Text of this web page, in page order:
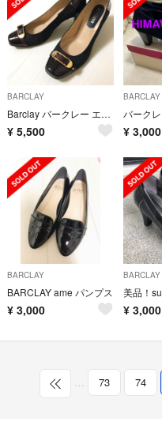
BARCLAY
Barclay バークレー エナメル バーガンディ ワインレッド パンプス
¥ 5,500
BARCLAY
¥ 3,000
BARCLAY
BARCLAY ame パンプス
¥ 3,000
BARCLAY
¥ 3,000
… 73 74